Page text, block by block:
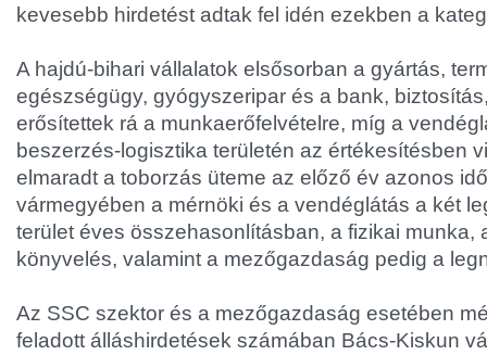
kevesebb hirdetést adtak fel idén ezekben a
A hajdú-bihari vállalatok elsősorban a gyártás,
egészségügy, gyógyszeripar és a bank,
erősítettek rá a munkaerőfelvételre, míg a
beszerzés-logisztika területén az értékesítésben
elmaradt a toborzás üteme az előző év azonos
vármegyében a mérnöki és a vendéglátás a két
terület éves összehasonlításban, a fizikai munka,
könyvelés, valamint a mezőgazdaság pedig a
Az SSC szektor és a mezőgazdaság esetében
feladott álláshirdetések számában Bács-Kiskun